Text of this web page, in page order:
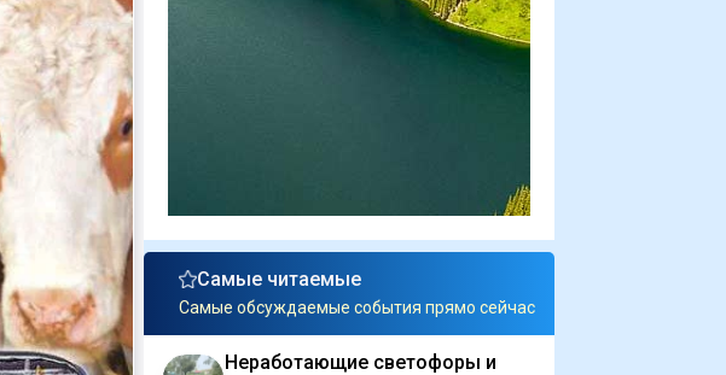
Самые читаемые
Самые обсуждаемые события прямо сейчас
Неработающие светофоры и